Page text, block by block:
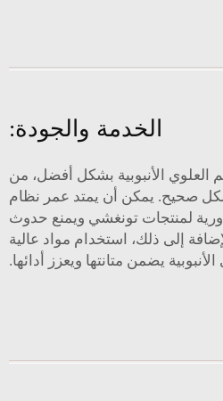
الخدمة والجودة:
العلوي الأنبوبية بشكل أفضل، من
صحيح. يمكن أن يمتد عمر نظام
لمنتجات تونغشي ويمنع حدوث
إلى ذلك، استخدام مواد عالية
يضمن متانتها ويعزز أدائها.